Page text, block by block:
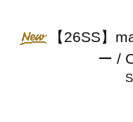
【26SS】
ー /